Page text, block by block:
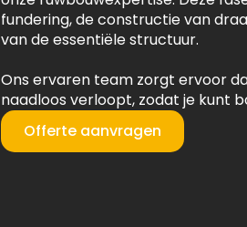
fundering, de constructie van
van de essentiële structuur.
Ons ervaren team zorgt ervoor
naadloos verloopt, zodat je kunt
Offerte aanvragen